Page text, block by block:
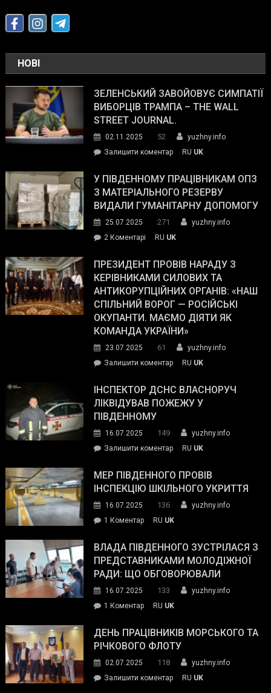
НОВІ
ЗЕЛЕНСЬКИЙ ЗАВОЙОВУЄ СИМПАТІЇ
ВИБОРЦІВ ТРАМПА – THE WALL
STREET JOURNAL.
02.11.2025 52
yuzhny.info
Залишити коментарon
завойовує
симпатії
виборців
The
Street
Journal.
RU UK
У ПІВДЕННОМУ ПРАЦІВНИКАМ ОПЗ
З МАТЕРІАЛЬНОГО РЕЗЕРВУ
ВИДАЛИ ГУМАНІТАРНУ ДОПОМОГУ
25.07.2025 271
yuzhny.info
2 Коментарі
Південному
працівникам
ОПЗ
з
матеріального
резерву
гуманітарну
допомогу
RU UK
ПРЕЗИДЕНТ ПРОВІВ НАРАДУ З
КЕРІВНИКАМИ СИЛОВИХ ТА
АНТИКОРУПЦІЙНИХ ОРГАНІВ: «НАШ
СПІЛЬНИЙ ВОРОГ — РОСІЙСЬКІ
ОКУПАНТИ. МАЄМО ДІЯТИ ЯК
КОМАНДА УКРАЇНИ»
23.07.2025 61
yuzhny.info
Залишити коментарon
провів
нараду
силових
та
органів:
«Наш
спільний
окупанти.
Маємо
діяти
команда
RU UK
ІНСПЕКТОР ДСНС ВЛАСНОРУЧ
ЛІКВІДУВАВ ПОЖЕЖУ У
ПІВДЕННОМУ
16.07.2025 149
yuzhny.info
Залишити коментарon
ДСНС
власноруч
пожежу
у
RU UK
МЕР ПІВДЕННОГО ПРОВІВ
ІНСПЕКЦІЮ ШКІЛЬНОГО УКРИТТЯ
16.07.2025 136
yuzhny.info
1 Коментардо
Південного
провів
інспекцію
укриття
RU UK
ВЛАДА ПІВДЕННОГО ЗУСТРІЛАСЯ З
ПРЕДСТАВНИКАМИ МОЛОДІЖНОЇ
РАДИ: ЩО ОБГОВОРЮВАЛИ
16.07.2025 133
yuzhny.info
1 Коментардо
Південного
зустрілася
представниками
молодіжної
RU UK
ДЕНЬ ПРАЦІВНИКІВ МОРСЬКОГО ТА
РІЧКОВОГО ФЛОТУ
02.07.2025 118
yuzhny.info
Залишити коментарon
RU UK